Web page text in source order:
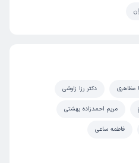
مظاهری دکتر رزا زاوشی
مریم احمدزاده بهشتی
فاطمه ساعی